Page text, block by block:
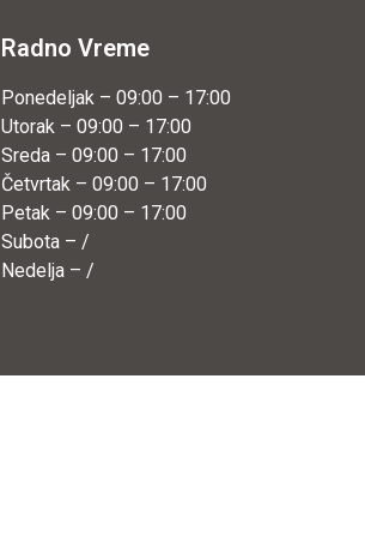
Radno Vreme
Ponedeljak – 09:00 – 17:00
Utorak – 09:00 – 17:00
Sreda – 09:00 – 17:00
Četvrtak – 09:00 – 17:00
Petak – 09:00 – 17:00
Subota – /
Nedelja – /